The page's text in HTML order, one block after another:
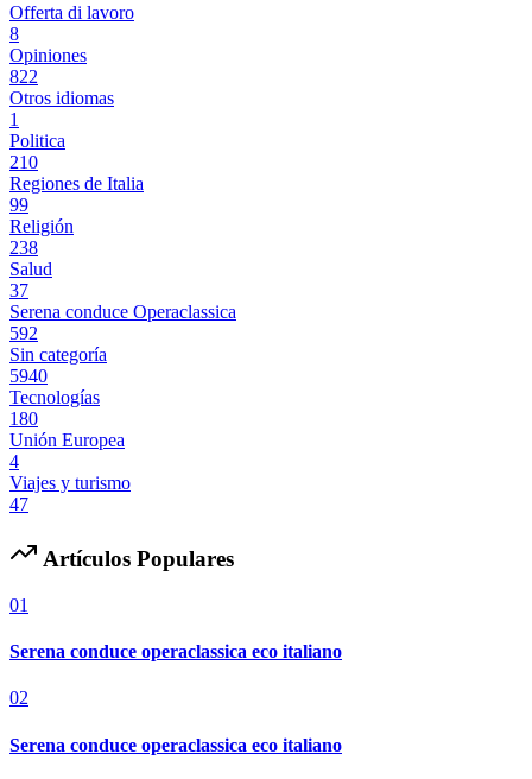
Offerta di lavoro
8
Opiniones
822
Otros idiomas
1
Politica
210
Regiones de Italia
99
Religión
238
Salud
37
Serena conduce Operaclassica
592
Sin categoría
5940
Tecnologías
180
Unión Europea
4
Viajes y turismo
47
Artículos Populares
01
Serena conduce operaclassica eco italiano
02
Serena conduce operaclassica eco italiano